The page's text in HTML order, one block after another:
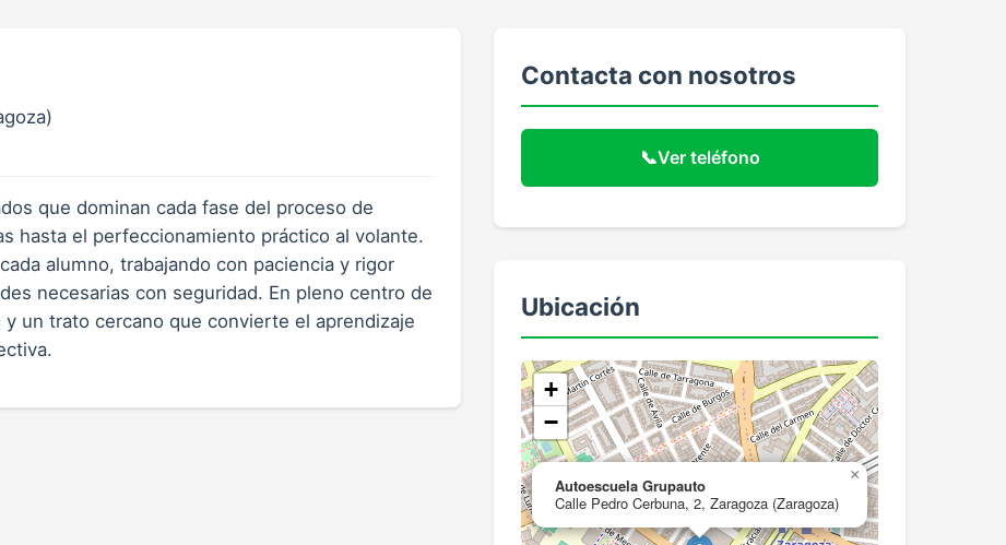
que dominan cada fase del proceso de
hasta el perfeccionamiento práctico al volante.
alumno, trabajando con paciencia y rigor
necesarias con seguridad. En pleno centro de
un trato cercano que convierte el aprendizaje
Contacta con nosotros
📞Ver teléfono
Ubicación
Autoescuela Grupauto
Calle Pedro Cerbuna, 2, Zaragoza (Zaragoza)
×
+
−